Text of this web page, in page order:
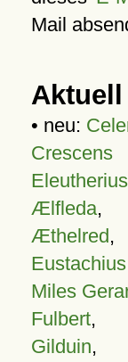
Mail
• neu:
Crescens
Eleutherius
Ælfleda,
Æthelred,
Miles
Fulbert,
Gilduin,